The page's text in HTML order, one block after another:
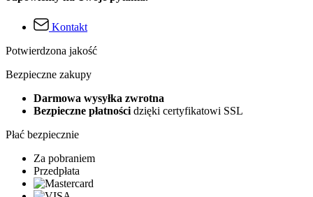
Kontakt
Potwierdzona jakość
Bezpieczne zakupy
Darmowa wysyłka zwrotna
Bezpieczne płatności dzięki certyfikatowi SSL
Płać bezpiecznie
Za pobraniem
Przedpłata